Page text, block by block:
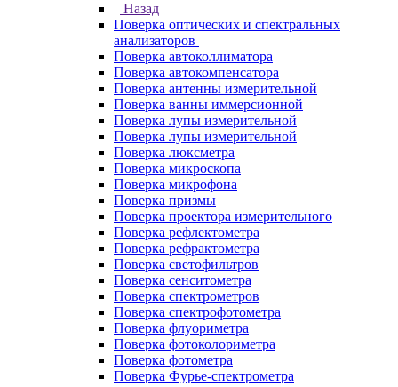
Назад
Поверка оптических и спектральных
анализаторов
Поверка автоколлиматора
Поверка автокомпенсатора
Поверка антенны измерительной
Поверка ванны иммерсионной
Поверка лупы измерительной
Поверка лупы измерительной
Поверка люксметра
Поверка микроскопа
Поверка микрофона
Поверка призмы
Поверка проектора измерительного
Поверка рефлектометра
Поверка рефрактометра
Поверка светофильтров
Поверка сенситометра
Поверка спектрометров
Поверка спектрофотометра
Поверка флуориметра
Поверка фотоколориметра
Поверка фотометра
Поверка Фурье-спектрометра